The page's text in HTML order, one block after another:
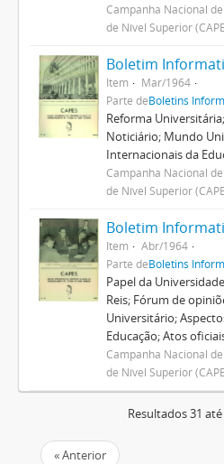
Campanha Nacional
de Nível Superior
Boletim
Item
Mar/1964
Parte deBoletins
Reforma
Noticiário; Mundo
Internacionais da
Campanha Nacional
de Nível Superior
Boletim
Item
Abr/1964
Parte deBoletins
Papel da
Reis; Fórum de
Universitário;
Educação; Atos
Campanha Nacional
de Nível Superior
Resultados 31
« Anterior